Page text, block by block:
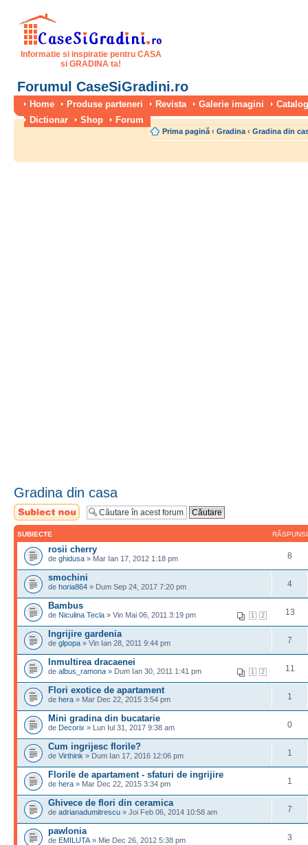
Informatie si inspiratie pentru CASA
si GRADINA ta!
Forumul CaseSiGradini.ro
Home Produse parteneri Revista Galerie imagini
Dictionar
Shop Forum
Prima pagină ‹ Gradina ‹ Gradina din
Gradina din casa
Scrie un subiect
nou
SUBIECTE
rosii cherry
de ghidusa » Mar Ian 17, 2012 1:18 pm 8
smochini
de horia864 » Dum Sep 24, 2017 7:20 pm 4
Bambus
1 2
de Niculina Tecla » Vin Mai 06, 2011 3:19 pm 13
Ingrijire gardenia
de glpopa » Vin Ian 28, 2011 9:44 pm 7
Inmultirea dracaenei
1 2
de albus_ramona » Dum Ian 30, 2011 1:41 pm 11
Flori exotice de apartament
de hera » Mar Dec 22, 2015 3:54 pm 1
Mini gradina din bucatarie
de Decorix » Lun Iul 31, 2017 9:38 am 0
Cum ingrijesc florile?
de Virthink » Dum Ian 17, 2016 12:06 pm 1
Florile de apartament - sfaturi de ingrijire
de hera » Mar Dec 22, 2015 3:34 pm 1
Ghivece de flori din ceramica
de adrianadumitrescu » Joi Feb 06, 2014 10:58 am 7
pawlonia
de EMILUTA » Mie Dec 26, 2012 5:38 pm 3